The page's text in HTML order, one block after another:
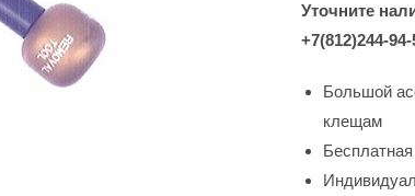
Уточните
+7(812)244-94-
Большой
клещам